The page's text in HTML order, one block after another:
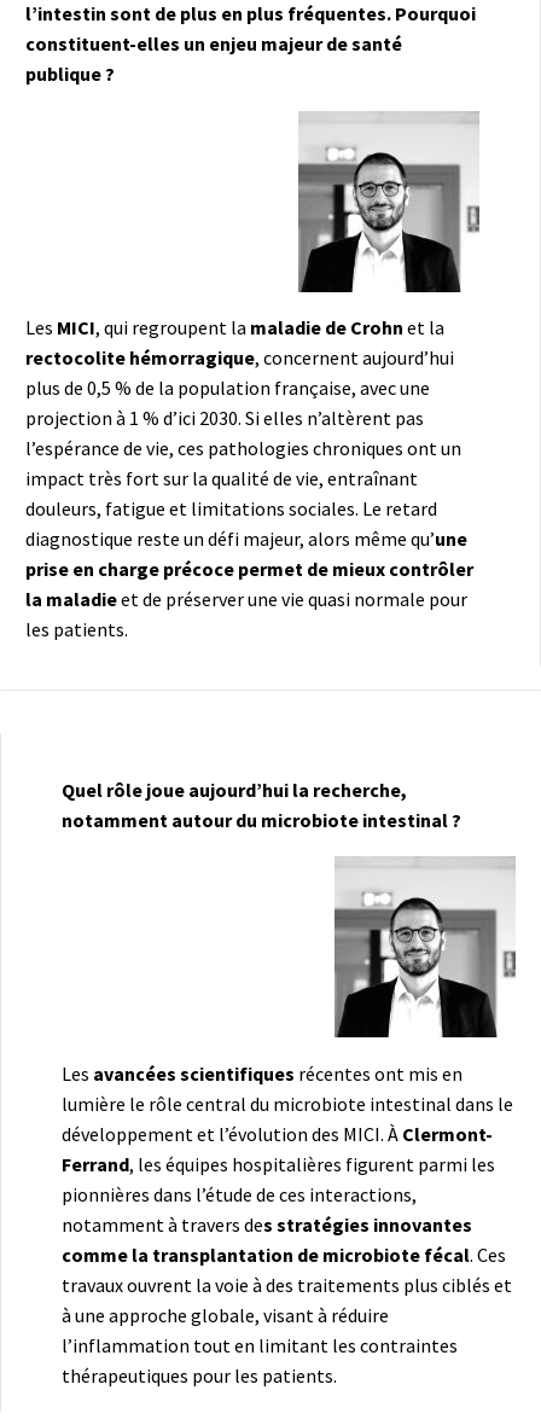
l’intestin sont de plus en plus fréquentes. Pourquoi
constituent-elles un enjeu majeur de santé
publique ?
Les MICI, qui regroupent la maladie de Crohn et la
rectocolite hémorragique, concernent aujourd’hui
plus de 0,5 % de la population française, avec une
projection à 1 % d’ici 2030. Si elles n’altèrent pas
l’espérance de vie, ces pathologies chroniques ont un
impact très fort sur la qualité de vie, entraînant
douleurs, fatigue et limitations sociales. Le retard
diagnostique reste un défi majeur, alors même qu’une
prise en charge précoce permet de mieux contrôler
la maladieet de préserver une vie quasi normale pour
les patients.
Quel rôle joue aujourd’hui la recherche,
notamment autour du microbiote intestinal ?
Les avancées scientifiques récentes ont mis en
lumière le rôle central du microbiote intestinal dans le
développement et l’évolution des MICI. À Clermont-
Ferrand, les équipes hospitalières figurent parmi les
pionnières dans l’étude de ces interactions,
notamment à travers des stratégies innovantes
comme la transplantation de microbiote fécal. Ces
travaux ouvrent la voie à des traitements plus ciblés et
à une approche globale, visant à réduire
l’inflammation tout en limitant les contraintes
thérapeutiques pour les patients.